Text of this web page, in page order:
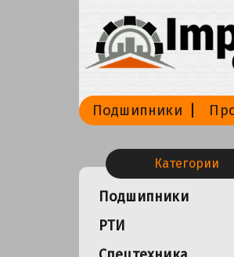
Подшипники
Категории
Подшипники
РТИ